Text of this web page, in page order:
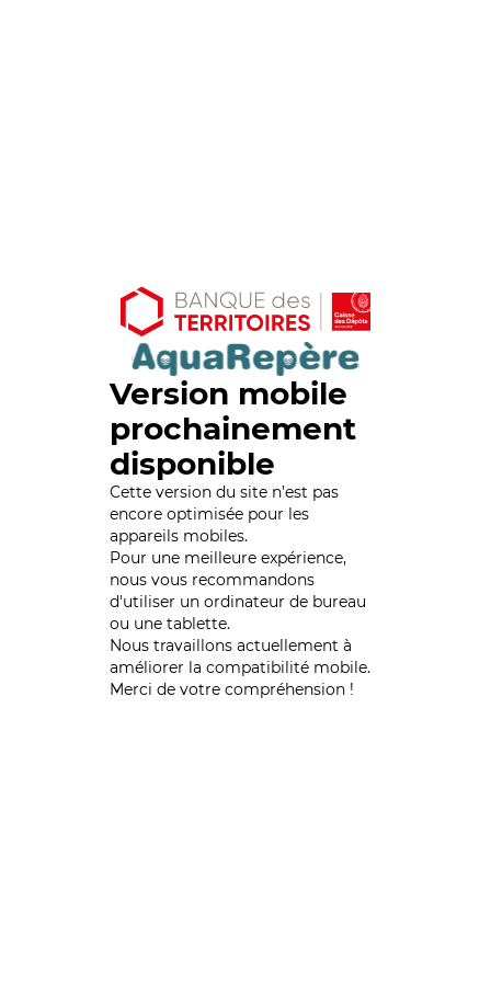
Version mobile
prochainement
disponible
Cette version du site n’est pas
encore optimisée pour les
appareils mobiles.
Pour une meilleure expérience,
nous vous recommandons
d'utiliser un ordinateur de bureau
ou une tablette.
Nous travaillons actuellement à
améliorer la compatibilité mobile.
Merci de votre compréhension !